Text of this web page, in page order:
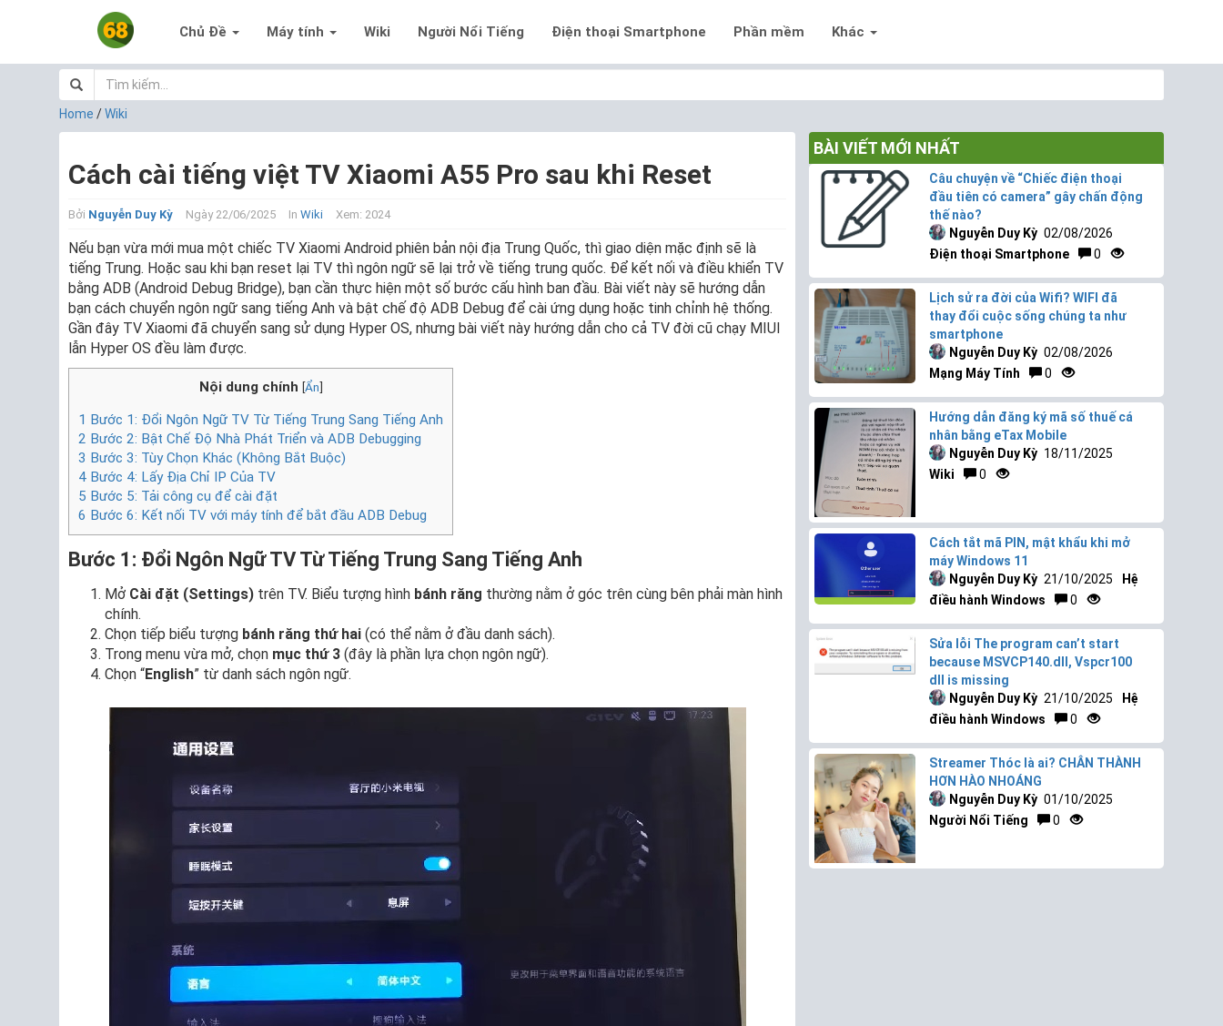
Chủ Đề Máy tính Wiki Người Nổi Tiếng Điện thoại Smartphone Phần mềm Khác
Home /Wiki
Cách cài tiếng việt TV Xiaomi A55 Pro sau khi Reset
Bởi Nguyễn Duy Kỳ Ngày 22/06/2025 In Wiki Xem: 2024
Nếu bạn vừa mới mua một chiếc TV Xiaomi Android phiên bản nội địa Trung Quốc, thì giao diện mặc định sẽ là
tiếng Trung. Hoặc sau khi bạn reset lại TV thì ngôn ngữ sẽ lại trở về tiếng trung quốc. Để kết nối và điều khiển TV
bằng ADB (Android Debug Bridge), bạn cần thực hiện một số bước cấu hình ban đầu. Bài viết này sẽ hướng dẫn
bạn cách chuyển ngôn ngữ sang tiếng Anh và bật chế độ ADB Debug để cài ứng dụng hoặc tinh chỉnh hệ thống.
Gần đây TV Xiaomi đã chuyển sang sử dụng Hyper OS, nhưng bài viết này hướng dẫn cho cả TV đời cũ chạy MIUI
lẫn Hyper OS đều làm được.
Nội dung chính [Ẩn]
1 Bước 1: Đổi Ngôn Ngữ TV Từ Tiếng Trung Sang Tiếng Anh
2 Bước 2: Bật Chế Độ Nhà Phát Triển và ADB Debugging
3 Bước 3: Tùy Chọn Khác (Không Bắt Buộc)
4 Bước 4: Lấy Địa Chỉ IP Của TV
5 Bước 5: Tải công cụ để cài đặt
6 Bước 6: Kết nối TV với máy tính để bắt đầu ADB Debug
Bước 1: Đổi Ngôn Ngữ TV Từ Tiếng Trung Sang Tiếng Anh
Mở Cài đặt (Settings) trên TV. Biểu tượng hình bánh răng thường nằm ở góc trên cùng bên phải màn hình
chính.
Chọn tiếp biểu tượng bánh răng thứ hai (có thể nằm ở đầu danh sách).
Trong menu vừa mở, chọn mục thứ 3 (đây là phần lựa chọn ngôn ngữ).
Chọn “English” từ danh sách ngôn ngữ.
BÀI VIẾT MỚI NHẤT
Câu chuyện về “Chiếc điện thoại
đầu tiên có camera” gây chấn động
thế nào?
Nguyễn Duy Kỳ 02/08/2026
Điện thoại Smartphone
0
Lịch sử ra đời của Wifi? WIFI đã
thay đổi cuộc sống chúng ta như
smartphone
Nguyễn Duy Kỳ 02/08/2026
Mạng Máy Tính
0
Hướng dẫn đăng ký mã số thuế cá
nhân bằng eTax Mobile
Nguyễn Duy Kỳ 18/11/2025
Wiki
0
Cách tắt mã PIN, mật khẩu khi mở
máy Windows 11
Nguyễn Duy Kỳ 21/10/2025
Hệ
điều hành Windows
0
Sửa lỗi The program can’t start
because MSVCP140.dll, Vspcr100
dll is missing
Nguyễn Duy Kỳ 21/10/2025
Hệ
điều hành Windows
0
Streamer Thóc là ai? CHÂN THÀNH
HƠN HÀO NHOÁNG
Nguyễn Duy Kỳ 01/10/2025
Người Nổi Tiếng
0